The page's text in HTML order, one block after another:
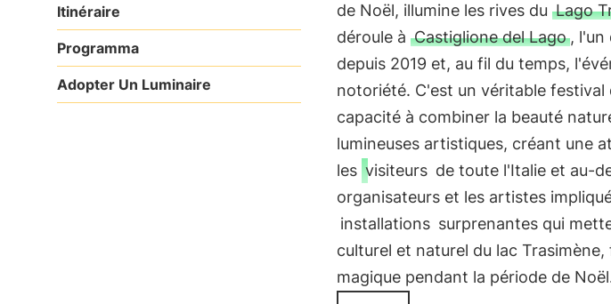
Itinéraire
Programma
Adopter Un Luminaire
de Noël, illumine les rives du Lago
déroule à Castiglione del Lago, l'un
depuis 2019 et, au fil du temps,
notoriété. C'est un véritable festival
capacité à combiner la beauté
lumineuses artistiques, créant une
les visiteurs de toute l'Italie et au-
organisateurs et les artistes
installations surprenantes qui
culturel et naturel du lac
magique pendant la période de